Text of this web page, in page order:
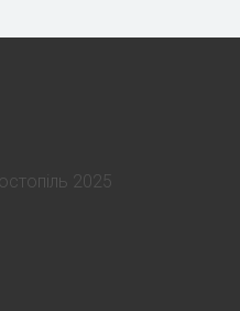
2025